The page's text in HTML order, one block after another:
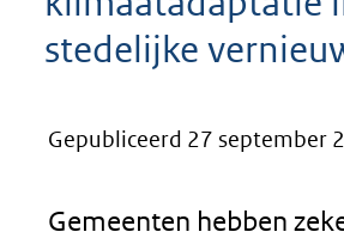
stedelijke
Gepubliceerd 27 september
Gemeenten hebben